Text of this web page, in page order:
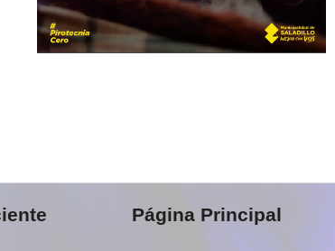
Página Principal